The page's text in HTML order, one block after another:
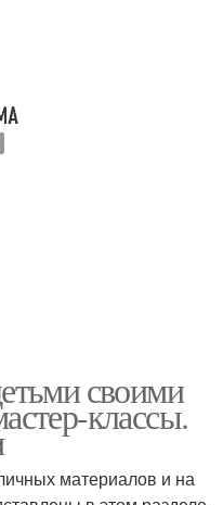
своими
классы.
материалов и на